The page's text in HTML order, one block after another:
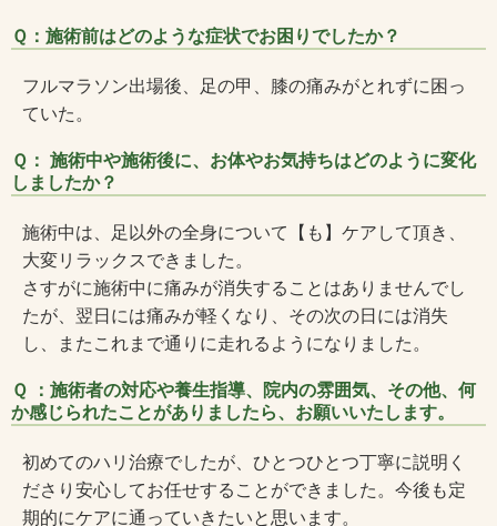
Ｑ：施術前はどのような症状でお困りでしたか？
フルマラソン出場後、足の甲、膝の痛みがとれずに困っ
ていた。
Ｑ： 施術中や施術後に、お体やお気持ちはどのように変化
しましたか？
施術中は、足以外の全身について【も】ケアして頂き、
大変リラックスできました。
さすがに施術中に痛みが消失することはありませんでし
たが、翌日には痛みが軽くなり、その次の日には消失
し、またこれまで通りに走れるようになりました。
Ｑ ：施術者の対応や養生指導、院内の雰囲気、その他、何
か感じられたことがありましたら、お願いいたします。
初めてのハリ治療でしたが、ひとつひとつ丁寧に説明く
ださり安心してお任せすることができました。今後も定
期的にケアに通っていきたいと思います。